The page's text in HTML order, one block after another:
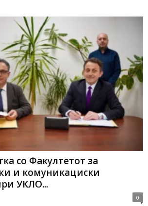
со Факултетот за
и комуникациски
УКЛО...
0